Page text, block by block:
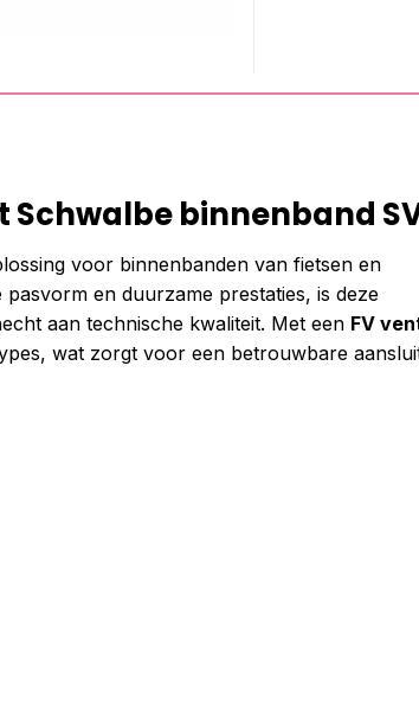
binnenband
voor binnenbanden van fietsen en
en duurzame prestaties, is deze
aan technische kwaliteit. Met een FV
wat zorgt voor een betrouwbare